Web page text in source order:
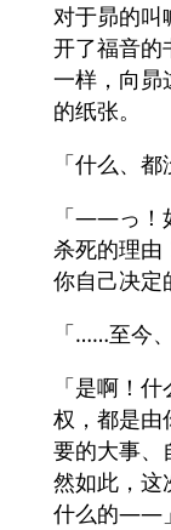
对于昴的叫
开了福音的
一样，向
的纸张。
「什么、
「――っ！
杀死的理由
你自己决定
「……至今
「是啊！
权，都是由
要的大事、
然如此，这
什么的――」